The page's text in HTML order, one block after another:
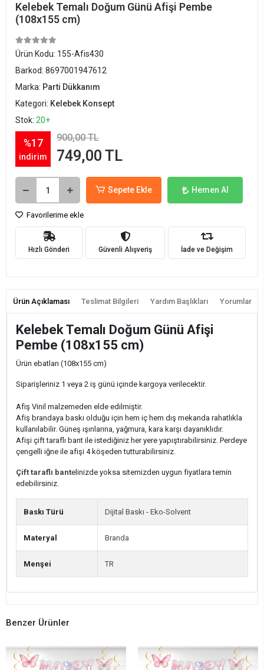
Kelebek Temalı Doğum Günü Afişi Pembe
(108x155 cm)
Ürün Kodu: 155-Afis430
Barkod: 8697001947612
Marka: Parti Dükkanım
Kategori: Kelebek Konsept
Stok: 20+
%17
indirim
900,00 TL
749,00 TL
Sepete Ekle Hemen Al
Favorilerime ekle
Hızlı Gönderi Güvenli Alışveriş İade ve Değişim
Ürün Açıklaması Teslimat Bilgileri Yardım Başlıkları Yorumlar
Kelebek Temalı Doğum Günü Afişi
Pembe (108x155 cm)
Ürün ebatları (108x155 cm)
Siparişleriniz 1 veya 2 iş günü içinde kargoya verilecektir.
Afiş Vinil malzemeden elde edilmiştir.
Afiş brandaya baskı olduğu için hem iç hem dış mekanda rahatlıkla
kullanılabilir. Güneş ışınlarına, yağmura, kara karşı dayanıklıdır.
Afişi çift taraflı bant ile istediğiniz her yere yapıştırabilirsiniz. Perdeye
çengelli iğne ile afişi 4 köşeden tutturabilirsiniz.
Çift taraflı bantelinizde yoksa sitemizden uygun fiyatlara temin
edebilirsiniz.
Baskı Türü Dijital Baskı - Eko-Solvent
Materyal Branda
Menşei TR
Benzer Ürünler